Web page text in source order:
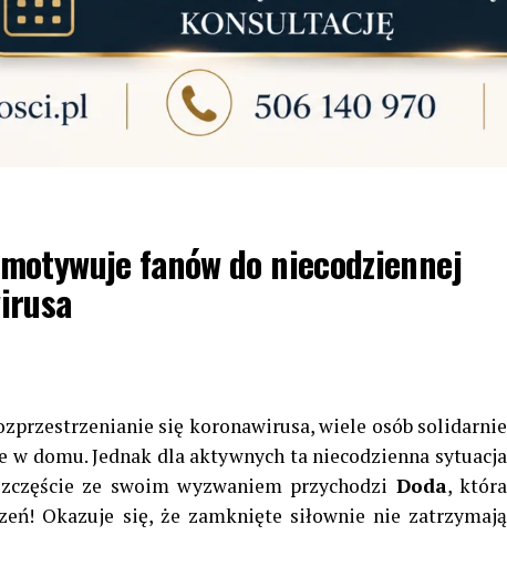
fanów do niecodziennej
się koronawirusa, wiele osób solidarnie
domu. Jednak dla aktywnych ta niecodzienna sytuacja
ze swoim wyzwaniem przychodzi Doda, która
Okazuje się, że zamknięte siłownie nie zatrzymają